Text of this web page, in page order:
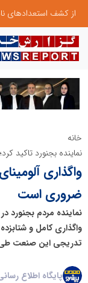
خانه
نماینده بجنورد تاکید کرد؛
ضروری است
نماینده مردم بجنورد
واگذاری کامل و
تدریجی این صنعت طی پروژه‌ای 2
پایگاه اطلاع